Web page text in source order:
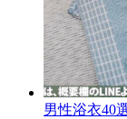
男性浴衣40